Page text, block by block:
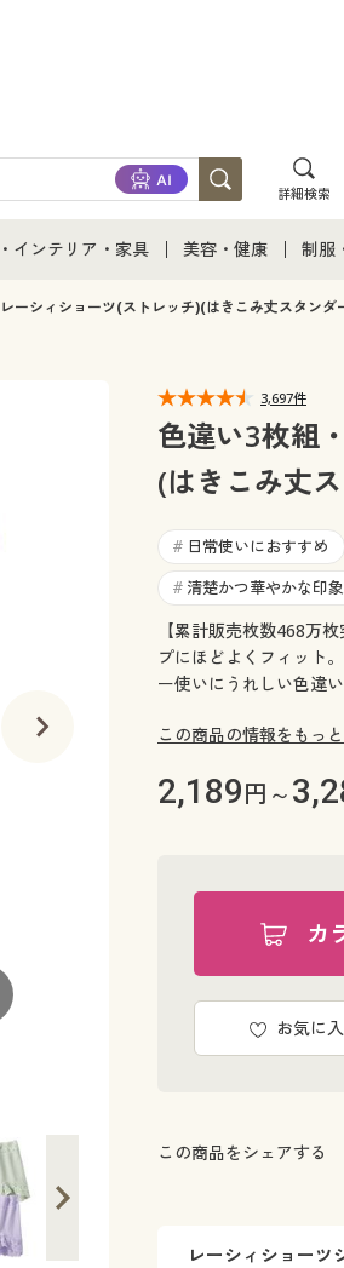
詳細検索
インテリア・家具
インテリア・家具通販すべて
ン・ラグ・ファブリック
美容・健康
美容・健康通販すべ
制服
制服
ジュ
ーシィショーツ(ストレッチ)(はきこみ丈スタンダ
3,697件
色違い3枚組
(はきこみ丈
# 日常使いにおすすめ
# 清楚かつ華やかな印象
【累計販売枚数468万
プにほどよくフィット
ー使いにうれしい色違
この商品の情報をもっ
2,189円～
カ
お気に
この商品をシェアする
レーシィショーツ